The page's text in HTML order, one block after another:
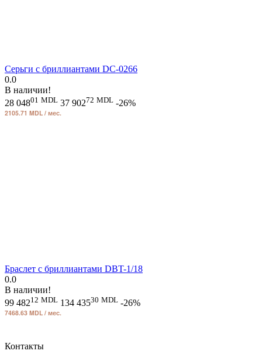
Серьги с бриллиантами DC-0266
0.0
В наличии!
28 04801 MDL 37 90272 MDL -26%
2105.71 MDL / мес.
Браслет с бриллиантами DBT-1/18
0.0
В наличии!
99 48212 MDL 134 43530 MDL -26%
7468.63 MDL / мес.
Контакты